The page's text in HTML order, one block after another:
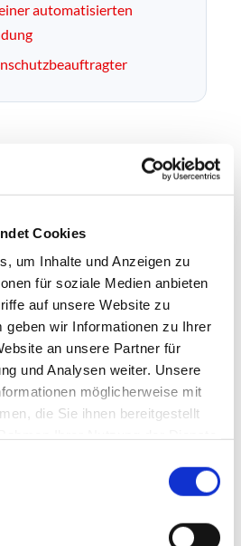
Cookies
um Inhalte und Anzeigen zu
für soziale Medien anbieten
auf unsere Website zu
geben wir Informationen zu Ihrer
an unsere Partner für
und Analysen weiter. Unsere
möglicherweise mit
die Sie ihnen bereitgestellt
automatisierten
hat einen besonders hohen
der Lübke & Vogt
der Internetseiten der
KG ist grundsätzlich ohne
Daten möglich. Sofern
Services unseres
Internetseite in Anspruch
jedoch eine Verarbeitung
erforderlich werden. Ist die
Daten erforderlich und
keine gesetzliche